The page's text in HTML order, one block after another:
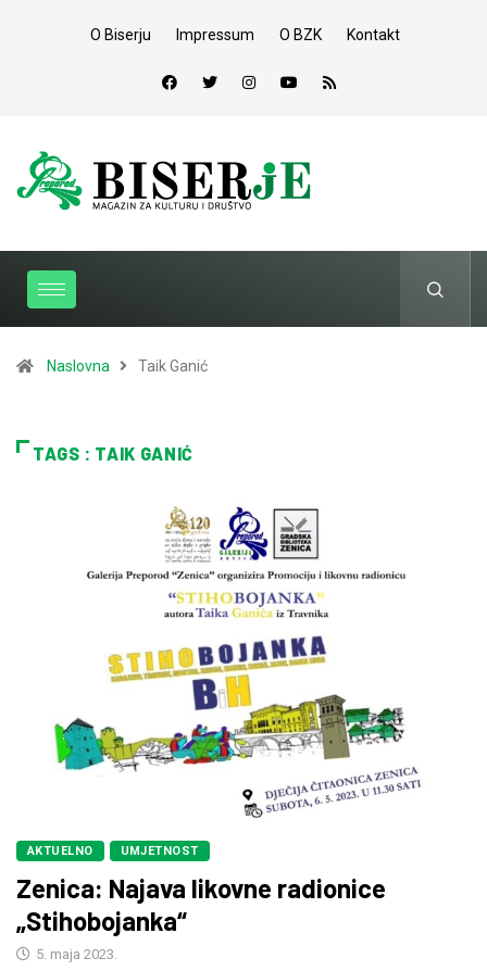
O Biserju Impressum O BZK Kontakt
Naslovna Taik Ganić
TAGS : TAIK GANIĆ
AKTUELNO UMJETNOST
Zenica: Najava likovne radionice
„Stihobojanka“
5. maja 2023.